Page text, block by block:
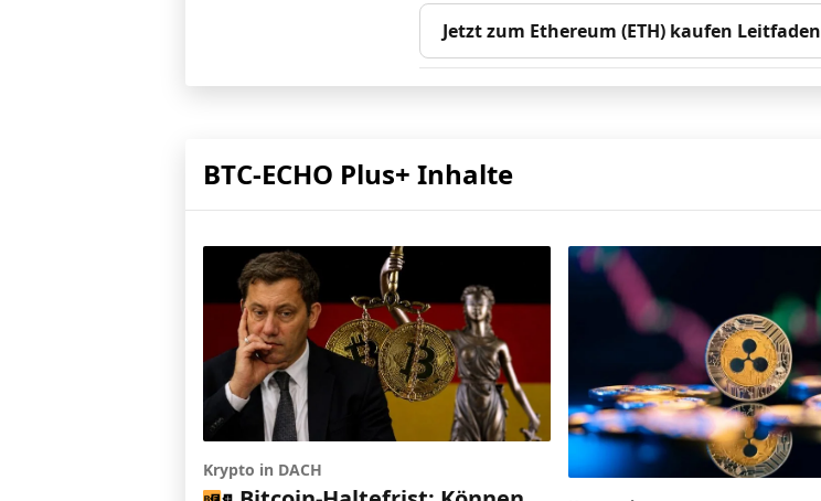
Jetzt zum Ethereum (ETH) kaufen Leitfaden
BTC-ECHO Plus+ Inhalte
Krypto in DACH